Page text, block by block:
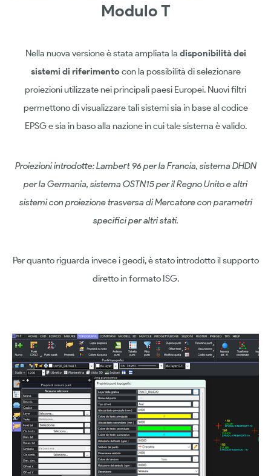
Modulo T
Nella nuova versione è stata ampliata la disponibilità dei
sistemi di riferimentocon la possibilità di selezionare
proiezioni utilizzate nei principali paesi Europei. Nuovi filtri
permettono di visualizzare tali sistemi sia in base al codice
EPSG e sia in baso alla nazione in cui tale sistema è valido.
Proiezioni introdotte: Lambert 96 per la Francia, sistema DHDN
per la Germania, sistema OSTN15 per il Regno Unito e altri
sistemi con proiezione trasversa di Mercatore con parametri
specifici per altri stati.
Per quanto riguarda invece i geodi, è stato introdotto il supporto
diretto in formato ISG.